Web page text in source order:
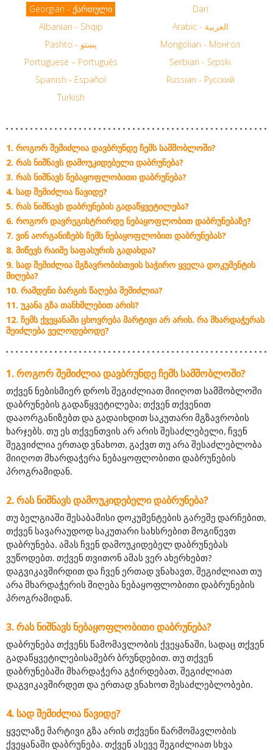
Georgian - ქართული
Dari
Albanian - Shqip
Arabic - العربية
Pashto - پښتو
Mongolian - Монгол
Portuguese – Português
Serbian - Srpski
Spanish - Español
Russian - Русский
Turkish
ᲠᲝᲒᲝᲠ ᲨᲔᲛᲘᲫᲚᲘᲐ ᲓᲐᲕᲑᲠᲣᲜᲓᲔ ᲩᲔᲛᲡ ᲡᲐᲛᲨᲝᲑᲚᲝᲨᲘ?
ᲠᲐᲡ ᲜᲘᲨᲜᲐᲕᲡ ᲓᲐᲛᲝᲣᲙᲘᲓᲔᲑᲔᲚᲘ ᲓᲐᲑᲠᲣᲜᲔᲑᲐ?
ᲠᲐᲡ ᲜᲘᲨᲜᲐᲕᲡ ᲜᲔᲑᲐᲧᲝᲤᲚᲝᲑᲘᲗᲘ ᲓᲐᲑᲠᲣᲜᲔᲑᲐ?
ᲡᲐᲓ ᲨᲔᲛᲘᲫᲚᲘᲐ ᲬᲐᲕᲘᲓᲔ?
ᲠᲐᲡ ᲜᲘᲨᲜᲐᲕᲡ ᲓᲐᲑᲠᲣᲜᲔᲑᲘᲡ ᲒᲐᲓᲐᲬᲧᲕᲔᲢᲘᲚᲔᲑᲐ?
ᲠᲝᲒᲝᲠ ᲓᲐᲕᲠᲔᲒᲘᲡᲢᲠᲘᲠᲓᲔ ᲜᲔᲑᲐᲧᲝᲤᲚᲝᲑᲘᲗ ᲓᲐᲑᲠᲣᲜᲔᲑᲐᲖᲔ?
ᲕᲘᲜ ᲐᲝᲠᲒᲐᲜᲘᲖᲔᲑᲡ ᲩᲔᲛᲡ ᲜᲔᲑᲐᲧᲝᲤᲚᲝᲑᲘᲗ ᲓᲐᲑᲠᲣᲜᲔᲑᲐᲡ?
ᲛᲘᲬᲔᲕᲡ ᲠᲐᲘᲛᲔ ᲡᲐᲤᲐᲡᲣᲠᲘᲡ ᲒᲐᲓᲐᲮᲓᲐ?
ᲡᲐᲓ ᲨᲔᲛᲘᲫᲚᲘᲐ ᲛᲒᲖᲐᲕᲠᲝᲑᲘᲡᲗᲕᲘᲡ ᲡᲐᲭᲘᲠᲝ ᲧᲕᲔᲚᲐ ᲓᲝᲙᲣᲛᲔᲜᲢᲘᲡ
ᲛᲘᲦᲔᲑᲐ?
ᲠᲐᲛᲓᲔᲜᲘ ᲑᲐᲠᲒᲘᲡ ᲬᲐᲦᲔᲑᲐ ᲨᲔᲛᲘᲫᲚᲘᲐ?
ᲣᲙᲐᲜᲐ ᲒᲖᲐ ᲗᲐᲜᲮᲛᲚᲔᲑᲘᲗ ᲐᲠᲘᲡ?
ᲩᲔᲛᲡ ᲥᲕᲔᲧᲐᲜᲐᲨᲘ ᲪᲮᲝᲕᲠᲔᲑᲐ ᲛᲐᲠᲢᲘᲕᲘ ᲐᲠ ᲐᲠᲘᲡ. ᲠᲐ ᲛᲮᲐᲠᲓᲐᲭᲔᲠᲐᲡ
ᲨᲔᲘᲫᲚᲔᲑᲐ ᲕᲔᲚᲝᲓᲔᲑᲝᲓᲔ?
ᲠᲝᲒᲝᲠ ᲨᲔᲛᲘᲫᲚᲘᲐ ᲓᲐᲕᲑᲠᲣᲜᲓᲔ ᲩᲔᲛᲡ ᲡᲐᲛᲨᲝᲑᲚᲝᲨᲘ?
თქვენ ნებისმიერ დროს შეგიძლიათ მიიღოთ სამშობლოში
დაბრუნების გადაწყვეტილება; თქვენ თქვენით
დააორგანიზებთ და გადაიხდით საკუთარი მგზავრობის
ხარჯებს. თუ ეს თქვენთვის არ არის შესაძლებელი, ჩვენ
შეგვიძლია ერთად ვნახოთ, გაქვთ თუ არა შესაძლებლობა
მიიღოთ მხარდაჭერა ნებაყოფლობითი დაბრუნების
პროგრამიდან.
ᲠᲐᲡ ᲜᲘᲨᲜᲐᲕᲡ ᲓᲐᲛᲝᲣᲙᲘᲓᲔᲑᲔᲚᲘ ᲓᲐᲑᲠᲣᲜᲔᲑᲐ?
თუ ბელგიაში შესაბამისი დოკუმენტების გარეშე დარჩებით,
თქვენ სავარაუდოდ საკუთარი სახსრებით მოგიწევთ
დაბრუნება. ამას ჩვენ დამოუკიდებელ დაბრუნებას
ვუწოდებთ. თქვენ თვითონ ამას ვერ ახერხებთ?
დაგვიკავშირდით და ჩვენ ერთად ვნახავთ, შეგიძლიათ თუ
არა მხარდაჭერის მიღება ნებაყოფლობითი დაბრუნების
პროგრამიდან.
ᲠᲐᲡ ᲜᲘᲨᲜᲐᲕᲡ ᲜᲔᲑᲐᲧᲝᲤᲚᲝᲑᲘᲗᲘ ᲓᲐᲑᲠᲣᲜᲔᲑᲐ?
დაბრუნება თქვენს წამომავლობის ქვეყანაში, სადაც თქვენ
გადაწყვეტილებისამებრ ბრუნდებით. თუ თქვენ
დაბრუნებაში მხარდაჭერა გჭირდებათ, შეგიძლიათ
დაგვიკავშირდეთ და ერთად ვნახოთ შესაძლებლობები.
ᲡᲐᲓ ᲨᲔᲛᲘᲫᲚᲘᲐ ᲬᲐᲕᲘᲓᲔ?
ყველაზე მარტივი გზა არის თქვენი წარმომავლობის
ქვეყანაში დაბრუნება. თქვენ ასევე შეგიძლიათ სხვა